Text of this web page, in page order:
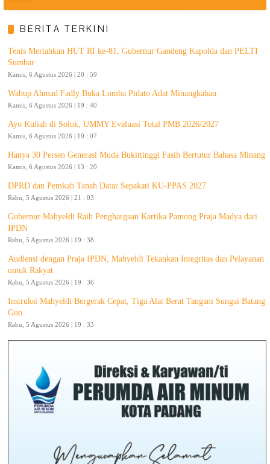
BERITA TERKINI
Tenis Meriahkan HUT RI ke-81, Gubernur Gandeng Kapolda dan PELTI
Sumbar
Kamis, 6 Agustus 2026 | 20 : 59
Wabup Ahmad Fadly Buka Lomba Pidato Adat Minangkabau
Kamis, 6 Agustus 2026 | 19 : 40
Ayo Kuliah di Solok, UMMY Evaluasi Total PMB 2026/2027
Kamis, 6 Agustus 2026 | 19 : 07
Hanya 30 Persen Generasi Muda Bukittinggi Fasih Bertutur Bahasa Minang
Kamis, 6 Agustus 2026 | 13 : 20
DPRD dan Pemkab Tanah Datar Sepakati KU-PPAS 2027
Rabu, 5 Agustus 2026 | 21 : 03
Gubernur Mahyeldi Raih Penghargaan Kartika Pamong Praja Madya dari
IPDN
Rabu, 5 Agustus 2026 | 19 : 38
Audiensi dengan Praja IPDN, Mahyeldi Tekankan Integritas dan Pelayanan
untuk Rakyat
Rabu, 5 Agustus 2026 | 19 : 36
Instruksi Mahyeldi Bergerak Cepat, Tiga Alat Berat Tangani Sungai Batang
Guo
Rabu, 5 Agustus 2026 | 19 : 33